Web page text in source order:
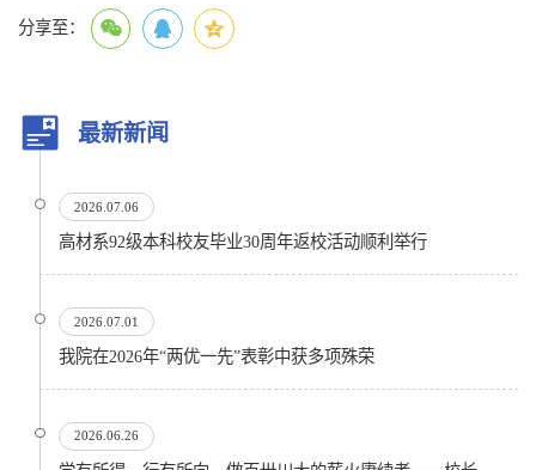
分享至：
最新新闻
2026.07.06
高材系92级本科校友毕业30周年返校活动顺利举行
2026.07.01
我院在2026年“两优一先”表彰中获多项殊荣
2026.06.26